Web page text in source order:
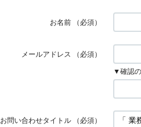
お名前 （必須）
メールアドレス （必須）
▼確認の
お問い合わせタイトル （必須）